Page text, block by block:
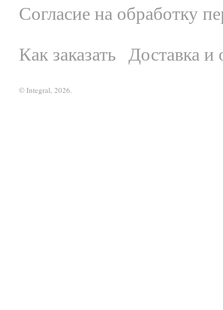
Согласие на обработку
Как заказать Доставка и
© Integral, 2026.